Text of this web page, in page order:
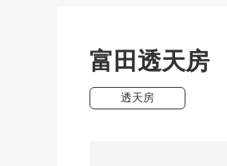
富田透天房
透天房